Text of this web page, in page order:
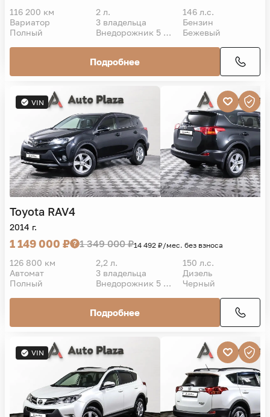
116 200 км 2 л.
146 л.с.
Вариатор
3 владельца
Бензин
Полный
Внедорожник 5 дв. Бежевый
Подробнее
VIN
Toyota RAV4
2014 г.
1 149 000 ₽ 1 349 000 ₽14 492 ₽/мес. без взноса
126 800 км 2,2 л.
150 л.с.
Автомат
3 владельца
Дизель
Полный
Внедорожник 5 дв. Черный
Подробнее
VIN